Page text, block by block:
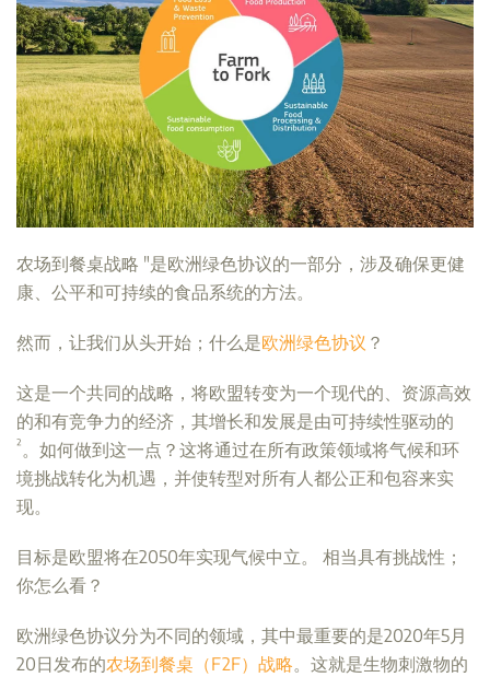
农场到餐桌战略 "是欧洲绿色协议的一部分，涉及确保更健
康、公平和可持续的食品系统的方法。
然而，让我们从头开始；什么是欧洲绿色协议 ？
这是一个共同的战略，将欧盟转变为一个现代的、资源高效
的和有竞争力的经济，其增长和发展是由可持续性驱动的
²。如何做到这一点？这将通过在所有政策领域将气候和环
境挑战转化为机遇，并使转型对所有人都公正和包容来实
现。
目标是欧盟将在2050年实现气候中立。 相当具有挑战性；
你怎么看？
欧洲绿色协议分为不同的领域，其中最重要的是2020年5月
20日发布的农场到餐桌（F2F）战略。这就是生物刺激物的